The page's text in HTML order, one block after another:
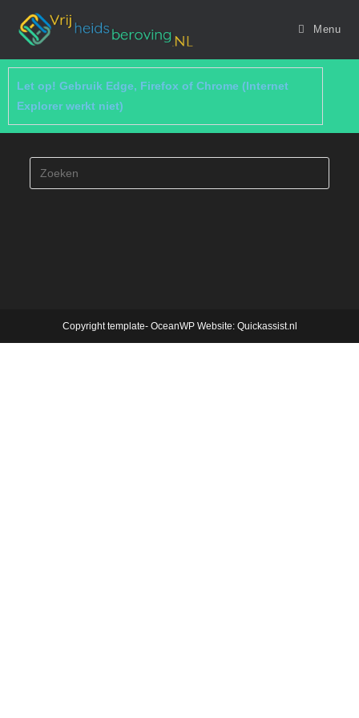
Menu
Let op! Gebruik Edge, Firefox of Chrome (Internet
Explorer werkt niet)
Copyright template- OceanWP Website: Quickassist.nl